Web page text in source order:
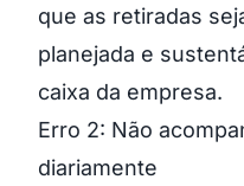
que as retiradas
planejada e
caixa da empresa.
Erro 2: Não
diariamente